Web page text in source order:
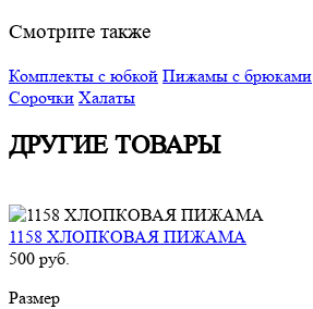
Смотрите также
Комплекты с юбкой Пижамы с брюками
Сорочки Халаты
ДРУГИЕ ТОВАРЫ
1158 ХЛОПКОВАЯ ПИЖАМА
500 руб.
Размер